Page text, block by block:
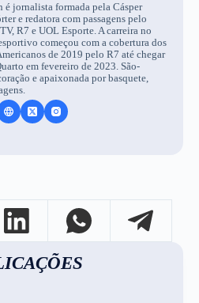
é jornalista formada pela Cásper
e redatora com passagens pelo
R7 e UOL Esporte. A carreira no
começou com a cobertura dos
de 2019 pelo R7 até chegar
em fevereiro de 2023. São-
e apaixonada por basquete,